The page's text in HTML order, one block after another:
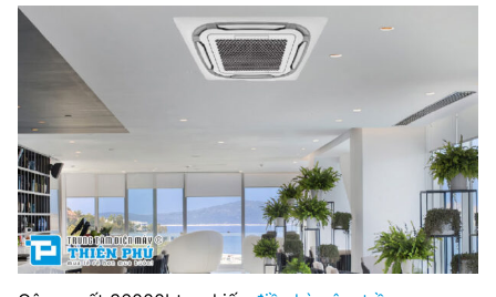
Kích thước dàn lạnh: 835 x 835 x 250 mm
Trọng lượng dàn lạnh: 27.5 kg
Kích thước mặt nạ: 950 x 950 x 55 mm
Trọng lượng mặt nạ: 5.3 kg
Kích thước dàn nóng: 970 × 395 × 805 mm
Trọng lượng dàn nóng: 68 kg